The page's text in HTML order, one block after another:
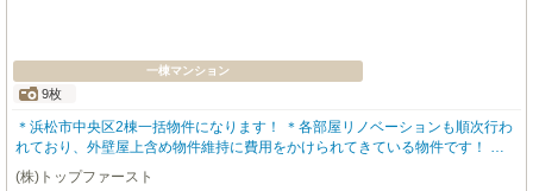
一棟マンション
9枚
＊浜松市中央区2棟一括物件になります！ ＊各部屋リノベーションも順次行わ
れており、外壁屋上含め物件維持に費用をかけられてきている物件です！ ＊
直近で入居が埋まり、満室稼働している物件です！ ＊ぜひ一度お問い合わせ
お待ちしております！
(株)トップファースト